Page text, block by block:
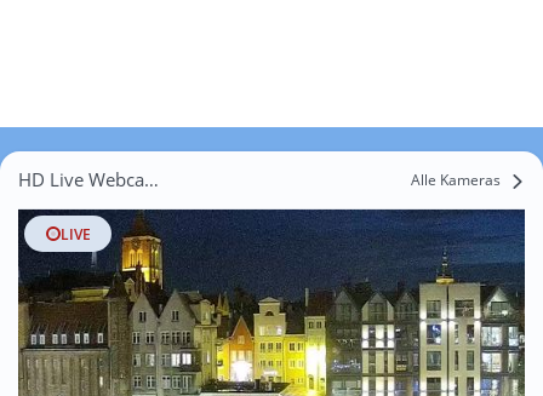
HD Live Webcams Świetlikowo Alle Kameras
LIVE